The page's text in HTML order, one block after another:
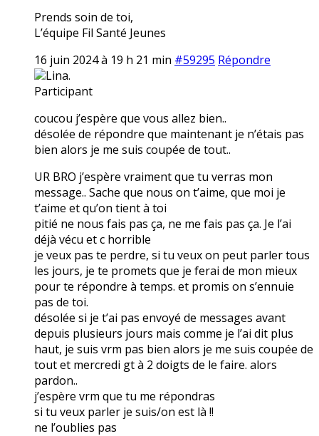
Prends soin de toi,
L’équipe Fil Santé Jeunes
16 juin 2024 à 19 h 21 min #59295 Répondre
Lina.
Participant
coucou j’espère que vous allez bien..
désolée de répondre que maintenant je n’étais pas
bien alors je me suis coupée de tout..
UR BRO j’espère vraiment que tu verras mon
message.. Sache que nous on t’aime, que moi je
t’aime et qu’on tient à toi
pitié ne nous fais pas ça, ne me fais pas ça. Je l’ai
déjà vécu et c horrible
je veux pas te perdre, si tu veux on peut parler tous
les jours, je te promets que je ferai de mon mieux
pour te répondre à temps. et promis on s’ennuie
pas de toi.
désolée si je t’ai pas envoyé de messages avant
depuis plusieurs jours mais comme je l’ai dit plus
haut, je suis vrm pas bien alors je me suis coupée de
tout et mercredi gt à 2 doigts de le faire. alors
pardon..
j’espère vrm que tu me répondras
si tu veux parler je suis/on est là !!
ne l’oublies pas